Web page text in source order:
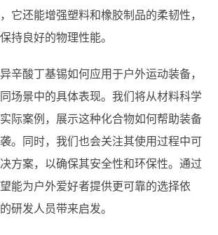
它还能增强塑料和橡胶制品的柔韧性，
持良好的物理性能。
辛酸丁基锡如何应用于户外运动装备，
场景中的具体表现。我们将从材料科学
际案例，展示这种化合物如何帮助装备
。同时，我们也会关注其使用过程中可
方案，以确保其安全性和环保性。通过
能为户外爱好者提供更可靠的选择依
研发人员带来启发。